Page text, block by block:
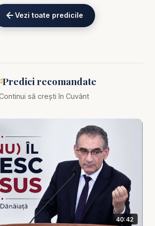
canal pentru a primi acces la
Ascultă Biblia într-un an pe
- predici creștine
doar un continent cu istorie,
politică și influență globală. Din
Europa devine și un spațiu
profetice, al puterilor care
se aliază și încearcă
direcția asupra lumii.
Vezi toate predicile
Predici recomandate
să crești în Cuvânt
40:42